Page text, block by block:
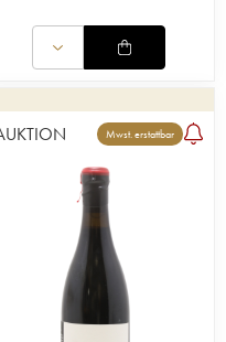
Mwst. erstattbar